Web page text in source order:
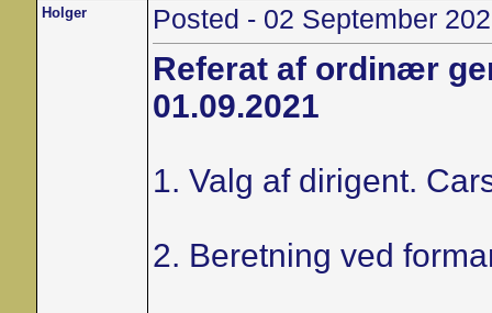
Holger Posted - 02 September
Referat af ordinær
01.09.2021
1. Valg af dirigent.
2. Beretning ved